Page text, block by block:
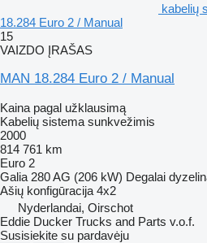
kabelių
18.284 Euro 2 / Manual
15
VAIZDO ĮRAŠAS
MAN 18.284 Euro 2 / Manual
Kaina pagal užklausimą
Kabelių sistema sunkvežimis
2000
814 761 km
Euro 2
Galia 280 AG (206 kW) Degalai
Ašių konfigūracija 4x2
Nyderlandai, Oirschot
Eddie Ducker Trucks and Parts v.o.f.
Susisiekite su pardavėju